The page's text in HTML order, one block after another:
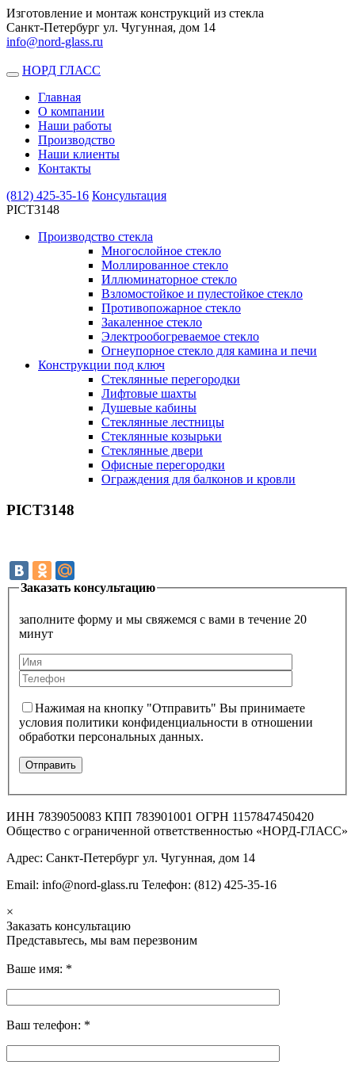
Изготовление и монтаж конструкций из стекла
Санкт-Петербург ул. Чугунная, дом 14
info@nord-glass.ru
Toggle
navigation
НОРД ГЛАСС
Главная
О компании
Наши работы
Производство
Наши клиенты
Контакты
(812) 425-35-16 Консультация
PICT3148
Производство стекла
Многослойное стекло
Моллированное стекло
Иллюминаторное стекло
Взломостойкое и пулестойкое стекло
Противопожарное стекло
Закаленное стекло
Электрообогреваемое стекло
Огнеупорное стекло для камина и печи
Конструкции под ключ
Стеклянные перегородки
Лифтовые шахты
Душевые кабины
Cтеклянные лестницы
Cтеклянные козырьки
Cтеклянные двери
Офисные перегородки
Ограждения для балконов и кровли
PICT3148
Заказать консультацию
заполните форму и мы свяжемся с вами в течение 20
минут
Нажимая на кнопку "Отправить" Вы принимаете
условия политики конфиденциальности в отношении
обработки персональных данных.
ИНН 7839050083 КПП 783901001 ОГРН 1157847450420
Общество с ограниченной ответственностью «НОРД-ГЛАСС»
Адрес: Санкт-Петербург ул. Чугунная, дом 14
Email: info@nord-glass.ru Телефон: (812) 425-35-16
×
Заказать консультацию
Представьтесь, мы вам перезвоним
Ваше имя: *
Ваш телефон: *